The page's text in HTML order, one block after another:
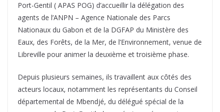
Port-Gentil ( APAS POG) d’accueillir la délégation des
agents de l’ANPN – Agence Nationale des Parcs
Nationaux du Gabon et de la DGFAP du Ministère des
Eaux, des Forêts, de la Mer, de l’Environnement, venue de
Libreville pour animer la deuxième et troisième phase.
Depuis plusieurs semaines, ils travaillent aux côtés des
acteurs locaux, notamment les représentants du Conseil
départemental de Mbendjé, du délégué spécial de la